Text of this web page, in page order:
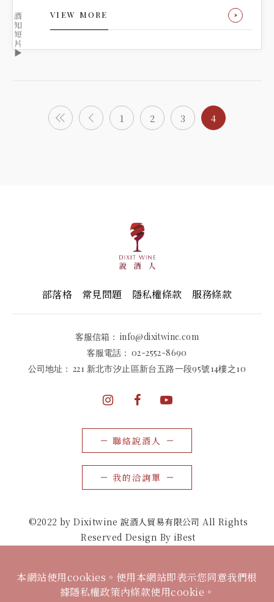
酒
知
短
片
▶️
VIEW MORE
1 2 3 4
部落格 常見問題 隱私權條款 服務條款
客服信箱： info@dixitwine.com
客服電話：02-2552-8690
公司地址： 221 新北市汐止區新台五路一段95號14樓之10
聯絡說酒人
我的洽詢單
©2022 by Dixitwine 說酒人貿易有限公司 All Rights
Reserved Design By iBest
本網站使用cookies。使用本網站即表示您同意我們根
據隱私權政策內條款使用cookie。